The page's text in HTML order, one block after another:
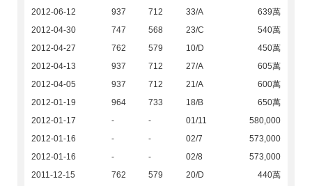
2012-06-12
937 712 33/A
639萬
2012-04-30
747 568 23/C
540萬
2012-04-27
762 579 10/D
450萬
2012-04-13
937 712 27/A
605萬
2012-04-05
937 712 21/A
600萬
2012-01-19
964 733 18/B
650萬
2012-01-17
- - 01/11
580,000
2012-01-16
- - 02/7
573,000
2012-01-16
- - 02/8
573,000
2011-12-15
762 579 20/D 440萬